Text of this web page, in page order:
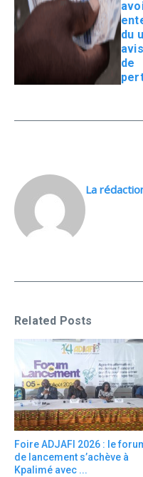
du
avis
de
La
Related Posts
Foire ADJAFI 2026 : le
de lancement s’achève à
Kpalimé avec ...